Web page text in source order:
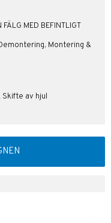
FÄLG MED BEFINTLIGT
Montering &
av hjul